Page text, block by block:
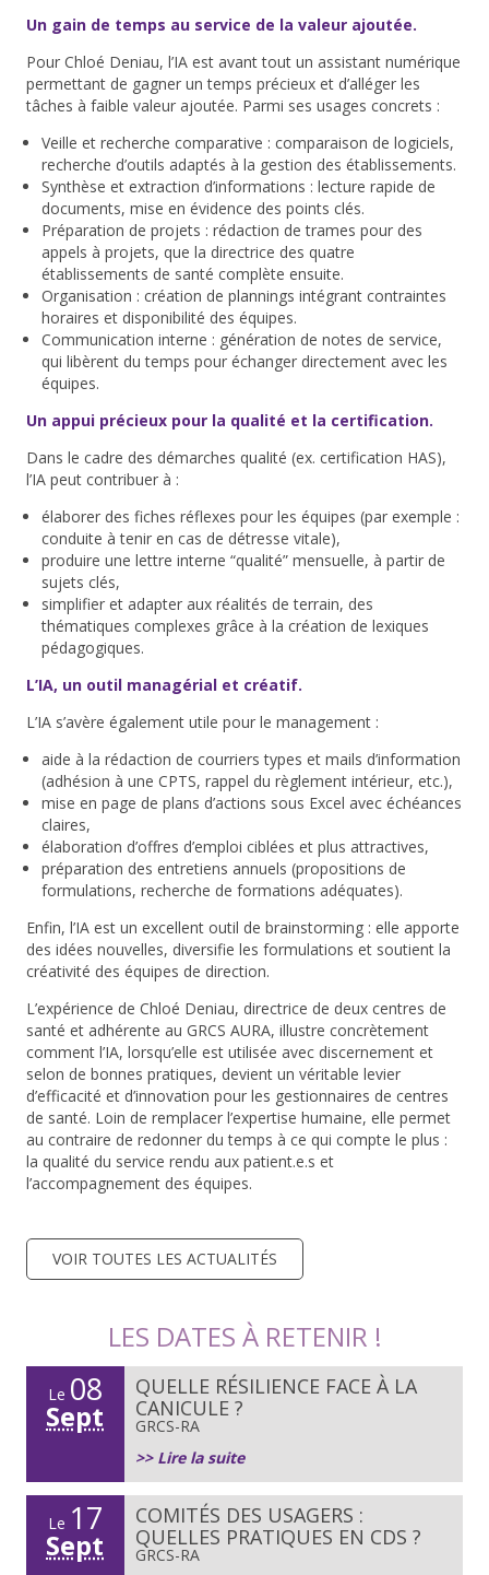
Un gain de temps au service de la valeur ajoutée.
Pour Chloé Deniau, l’IA est avant tout un assistant numérique
permettant de gagner un temps précieux et d’alléger les
tâches à faible valeur ajoutée. Parmi ses usages concrets :
Veille et recherche comparative : comparaison de logiciels,
recherche d’outils adaptés à la gestion des établissements.
Synthèse et extraction d’informations : lecture rapide de
documents, mise en évidence des points clés.
Préparation de projets : rédaction de trames pour des
appels à projets, que la directrice des quatre
établissements de santé complète ensuite.
Organisation : création de plannings intégrant contraintes
horaires et disponibilité des équipes.
Communication interne : génération de notes de service,
qui libèrent du temps pour échanger directement avec les
équipes.
Un appui précieux pour la qualité et la certification.
Dans le cadre des démarches qualité (ex. certification HAS),
l’IA peut contribuer à :
élaborer des fiches réflexes pour les équipes (par exemple :
conduite à tenir en cas de détresse vitale),
produire une lettre interne “qualité”mensuelle, à partir de
sujets clés,
simplifier et adapter aux réalités de terrain, des
thématiques complexes grâce à la création de lexiques
pédagogiques.
L’IA, un outil managérial et créatif.
L’IA s’avère également utile pour le management :
aide à la rédaction de courriers types et mails d’information
(adhésion à une CPTS, rappel du règlement intérieur, etc.),
mise en page de plans d’actions sous Excel avec échéances
claires,
élaboration d’offres d’emploi ciblées et plus attractives,
préparation des entretiens annuels (propositions de
formulations, recherche de formations adéquates).
Enfin, l’IA est un excellent outil de brainstorming: elle apporte
des idées nouvelles, diversifie les formulations et soutient la
créativité des équipes de direction.
L’expérience de Chloé Deniau, directrice de deux centres de
santé et adhérente au GRCS AURA, illustre concrètement
comment l’IA, lorsqu’elle est utilisée avec discernement et
selon de bonnes pratiques, devient un véritable levier
d’efficacité et d’innovation pour les gestionnaires de centres
de santé. Loin de remplacer l’expertise humaine, elle permet
au contraire de redonner du temps à ce qui compte le plus :
la qualité du service rendu aux patient.e.s et
l’accompagnement des équipes.
VOIR TOUTES LES ACTUALITÉS
LES DATES À RETENIR !
Le 08
Sept
QUELLE RÉSILIENCE FACE À LA
CANICULE ?
GRCS-RA
>> Lire la suite
Le 17
Sept
COMITÉS DES USAGERS :
QUELLES PRATIQUES EN CDS ?
GRCS-RA